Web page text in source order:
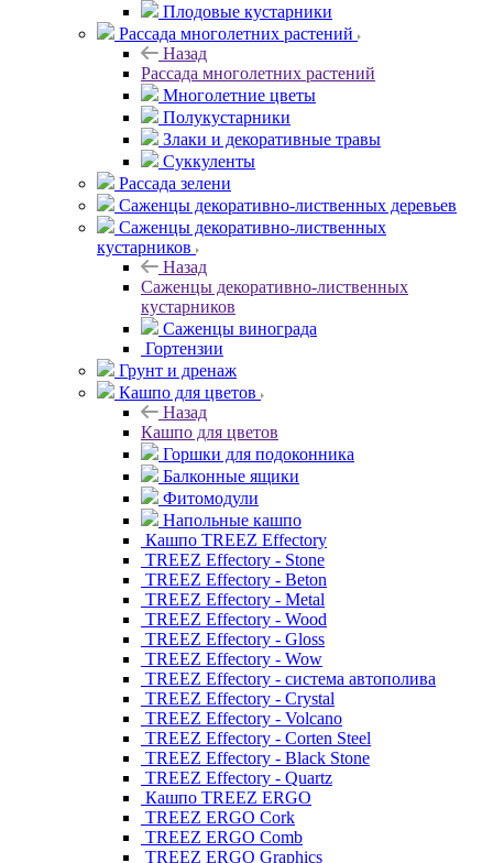
Плодовые кустарники
Рассада многолетних растений
Назад
Рассада многолетних растений
Многолетние цветы
Полукустарники
Злаки и декоративные травы
Суккуленты
Рассада зелени
Саженцы декоративно-лиственных деревьев
Саженцы декоративно-лиственных
кустарников
Назад
Саженцы декоративно-лиственных
кустарников
Саженцы винограда
Гортензии
Грунт и дренаж
Кашпо для цветов
Назад
Кашпо для цветов
Горшки для подоконника
Балконные ящики
Фитомодули
Напольные кашпо
Кашпо TREEZ Effectory
TREEZ Effectory - Stone
TREEZ Effectory - Beton
TREEZ Effectory - Metal
TREEZ Effectory - Wood
TREEZ Effectory - Gloss
TREEZ Effectory - Wow
TREEZ Effectory - система автополива
TREEZ Effectory - Crystal
TREEZ Effectory - Volcano
TREEZ Effectory - Corten Steel
TREEZ Effectory - Black Stone
TREEZ Effectory - Quartz
Кашпо TREEZ ERGO
TREEZ ERGO Cork
TREEZ ERGO Comb
TREEZ ERGO Graphics